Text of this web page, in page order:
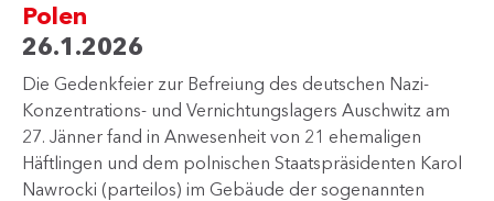
Polen
26.1.2026
Die Gedenkfeier zur Befreiung des deutschen Nazi-
Konzentrations- und Vernichtungslagers Auschwitz am
27. Jänner fand in Anwesenheit von 21 ehemaligen
Häftlingen und dem polnischen Staatspräsidenten Karol
Nawrocki (parteilos) im Gebäude der sogenannten